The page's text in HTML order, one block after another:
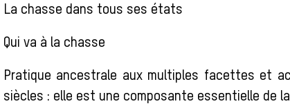
La chasse dans tous ses états
Qui va à la chasse
Pratique ancestrale aux multiples facettes et
siècles : elle est une composante essentielle de